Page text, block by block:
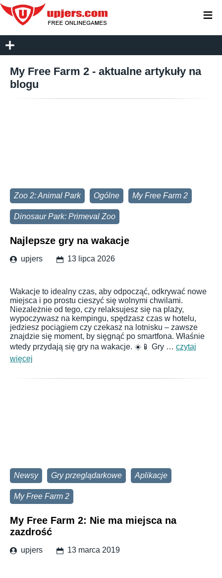
My Free Farm 2 - aktualne artykuły na
blogu
Zoo 2: Animal Park Ogólne My Free Farm 2
Dinosaur Park: Primeval Zoo
Najlepsze gry na wakacje
upjers 13 lipca 2026
Wakacje to idealny czas, aby odpocząć, odkrywać nowe
miejsca i po prostu cieszyć się wolnymi chwilami.
Niezależnie od tego, czy relaksujesz się na plaży,
wypoczywasz na kempingu, spędzasz czas w hotelu,
jedziesz pociągiem czy czekasz na lotnisku – zawsze
znajdzie się moment, by sięgnąć po smartfona. Właśnie
wtedy przydają się gry na wakacje. ☀️📱 Gry … czytaj
więcej
Newsy Gry przeglądarkowe Aplikacje
My Free Farm 2
My Free Farm 2: Nie ma miejsca na
zazdrość
upjers 13 marca 2019
≡